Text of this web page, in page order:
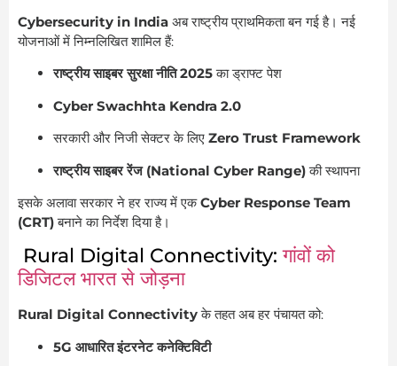
Cybersecurity in India अब राष्ट्रीय प्राथमिकता बन गई है। नई
योजनाओं में निम्नलिखित शामिल हैं:
राष्ट्रीय साइबर सुरक्षा नीति 2025का ड्राफ्ट पेश
Cyber Swachhta Kendra 2.0
सरकारी और निजी सेक्टर के लिए Zero Trust Framework
राष्ट्रीय साइबर रेंज (National Cyber Range)की स्थापना
इसके अलावा सरकार ने हर राज्य में एकCyber Response Team
(CRT)बनाने का निर्देश दिया है।
Rural Digital Connectivity:गांवों को
डिजिटल भारत से जोड़ना
Rural Digital Connectivityके तहत अब हर पंचायत को:
5G आधारित इंटरनेट कनेक्टिविटी